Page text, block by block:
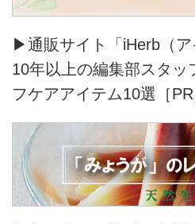
▶通販サイト「iHerb（
10年以上の編集部スタッ
フケアアイテム10選［PR